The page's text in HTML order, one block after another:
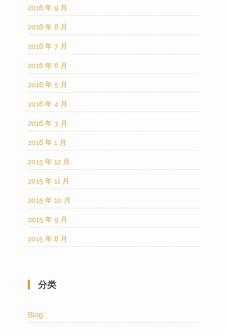
2016 年 9 月
2016 年 8 月
2016 年 7 月
2016 年 6 月
2016 年 5 月
2016 年 4 月
2016 年 3 月
2016 年 1 月
2015 年 12 月
2015 年 11 月
2015 年 10 月
2015 年 9 月
2015 年 8 月
分类
Blog